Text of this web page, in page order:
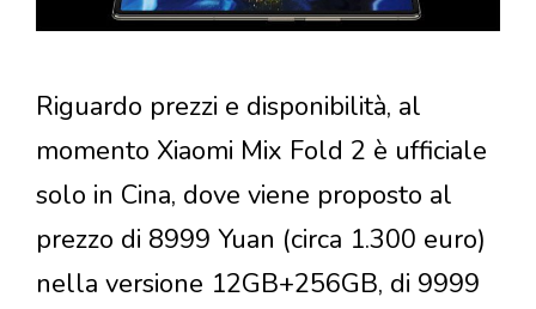
Riguardo prezzi e disponibilità, al
momento Xiaomi Mix Fold 2 è ufficiale
solo in Cina, dove viene proposto al
prezzo di 8999 Yuan (circa 1.300 euro)
nella versione 12GB+256GB, di 9999